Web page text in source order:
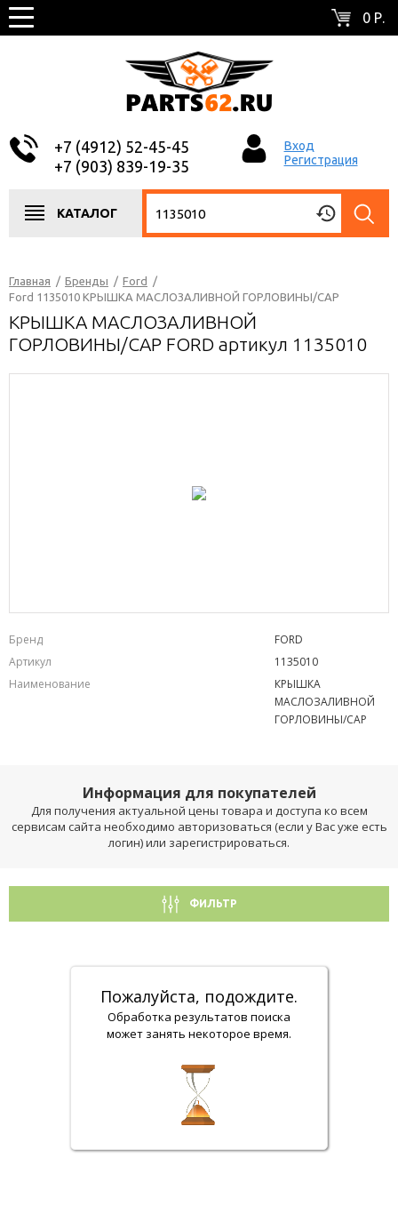
0 Р.
+7 (4912) 52-45-45
+7 (903) 839-19-35
Вход
Регистрация
КАТАЛОГ
Главная / Бренды / Ford
/
Ford 1135010 КРЫШКА МАСЛОЗАЛИВНОЙ ГОРЛОВИНЫ/CAP
КРЫШКА МАСЛОЗАЛИВНОЙ
ГОРЛОВИНЫ/CAP FORD артикул 1135010
Бренд
FORD
Артикул
1135010
Наименование
КРЫШКА
МАСЛОЗАЛИВНОЙ
ГОРЛОВИНЫ/CAP
Информация для покупателей
Для получения актуальной цены товара и доступа ко всем
сервисам сайта необходимо авторизоваться (если у Вас уже есть
логин) или зарегистрироваться.
ФИЛЬТР
Пожалуйста, подождите.
Обработка результатов поиска
может занять некоторое время.